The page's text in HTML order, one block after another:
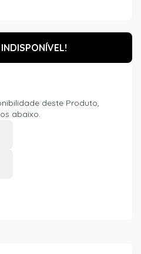
deste Produto,
abaixo.